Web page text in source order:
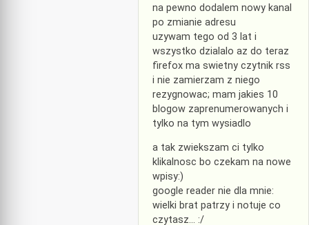
na pewno dodalem nowy kanal
po zmianie adresu
uzywam tego od 3 lat i
wszystko dzialalo az do teraz
firefox ma swietny czytnik rss
i nie zamierzam z niego
rezygnowac; mam jakies 10
blogow zaprenumerowanych i
tylko na tym wysiadlo
a tak zwiekszam ci tylko
klikalnosc bo czekam na nowe
wpisy:)
google reader nie dla mnie:
wielki brat patrzy i notuje co
czytasz… :/